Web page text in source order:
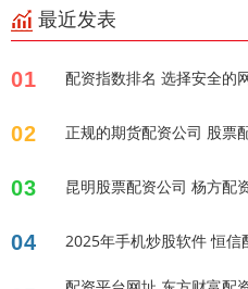
最近发表
01 配资指数排名 选择安全的
02 正规的期货配资公司 股票
03 昆明股票配资公司 杨方配
04 2025年手机炒股软件 恒